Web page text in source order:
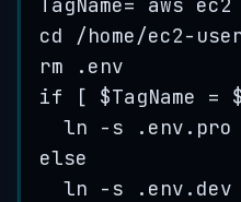
cd
/home/ec2-
rm
.env
if [ $TagName =
ln
-s .env.pro
else
ln
-s .env.dev